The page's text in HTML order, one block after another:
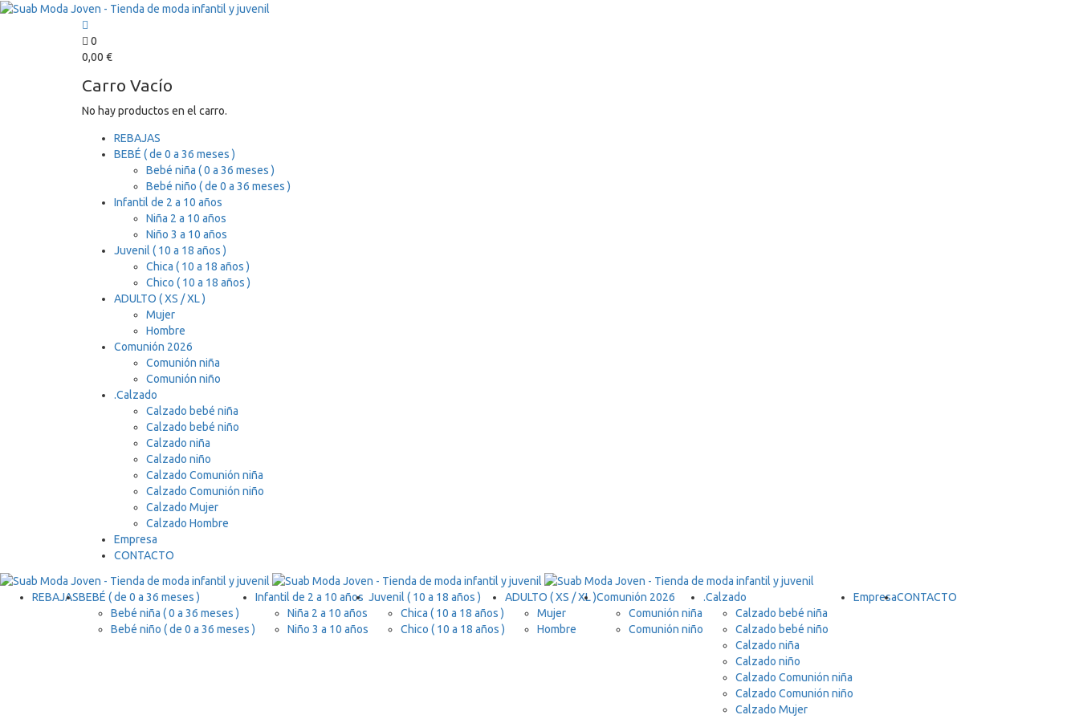
0
0,00 €
Carro Vacío
No hay productos en el carro.
REBAJAS
BEBÉ ( de 0 a 36 meses )
Bebé niña ( 0 a 36 meses )
Bebé niño ( de 0 a 36 meses )
Infantil de 2 a 10 años
Niña 2 a 10 años
Niño 3 a 10 años
Juvenil ( 10 a 18 años )
Chica ( 10 a 18 años )
Chico ( 10 a 18 años )
ADULTO ( XS / XL )
Mujer
Hombre
Comunión 2026
Comunión niña
Comunión niño
.Calzado
Calzado bebé niña
Calzado bebé niño
Calzado niña
Calzado niño
Calzado Comunión niña
Calzado Comunión niño
Calzado Mujer
Calzado Hombre
Empresa
CONTACTO
REBAJASBEBÉ ( de 0 a 36 meses )
Bebé niña ( 0 a 36 meses )
Bebé niño ( de 0 a 36 meses )
Infantil de 2 a 10 años
Niña 2 a 10 años
Niño 3 a 10 años
Juvenil ( 10 a 18 años )
Chica ( 10 a 18 años )
Chico ( 10 a 18 años )
ADULTO ( XS / XL )
Mujer
Hombre
Comunión 2026
Comunión niña
Comunión niño
.Calzado
Calzado bebé niña
Calzado bebé niño
Calzado niña
Calzado niño
Calzado Comunión niña
Calzado Comunión niño
Calzado Mujer
EmpresaCONTACTO